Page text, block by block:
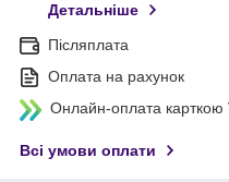
Детальніше
Післяплата
Оплата на рахунок
Онлайн-оплата
Всі умови оплати